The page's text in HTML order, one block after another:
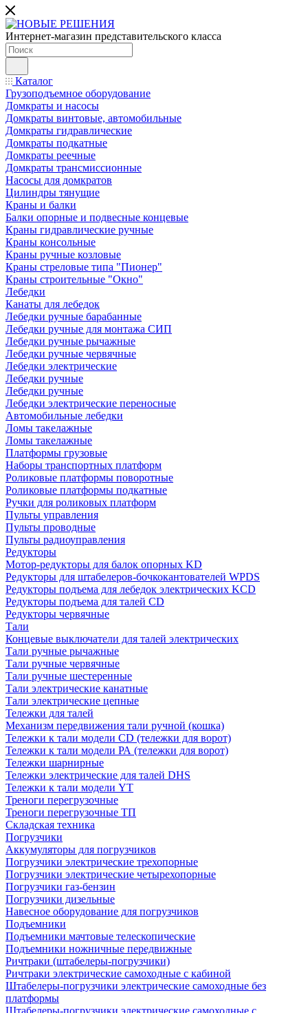
Интернет-магазин представительского класса
Каталог
Грузоподъемное оборудование
Домкраты и насосы
Домкраты винтовые, автомобильные
Домкраты гидравлические
Домкраты подкатные
Домкраты реечные
Домкраты трансмиссионные
Насосы для домкратов
Цилиндры тянущие
Краны и балки
Балки опорные и подвесные концевые
Краны гидравлические ручные
Краны консольные
Краны ручные козловые
Краны стреловые типа "Пионер"
Краны строительные "Окно"
Лебедки
Канаты для лебедок
Лебедки ручные барабанные
Лебедки ручные для монтажа СИП
Лебедки ручные рычажные
Лебедки ручные червячные
Лебедки электрические
Лебедки ручные
Лебедки ручные
Лебедки электрические переносные
Автомобильные лебедки
Ломы такелажные
Ломы такелажные
Платформы грузовые
Наборы транспортных платформ
Роликовые платформы поворотные
Роликовые платформы подкатные
Ручки для роликовых платформ
Пульты управления
Пульты проводные
Пульты радиоуправления
Редукторы
Мотор-редукторы для балок опорных KD
Редукторы для штабелеров-бочкокантователей WPDS
Редукторы подъема для лебедок электрических KCD
Редукторы подъема для талей CD
Редукторы червячные
Тали
Концевые выключатели для талей электрических
Тали ручные рычажные
Тали ручные червячные
Тали ручные шестеренные
Тали электрические канатные
Тали электрические цепные
Тележки для талей
Механизм передвижения тали ручной (кошка)
Тележки к тали модели CD (тележки для ворот)
Тележки к тали модели РА (тележки для ворот)
Тележки шарнирные
Тележки электрические для талей DHS
Тележки к тали модели YT
Треноги перегрузочные
Треноги перегрузочные ТП
Складская техника
Погрузчики
Аккумуляторы для погрузчиков
Погрузчики электрические трехопорные
Погрузчики электрические четырехопорные
Погрузчики газ-бензин
Погрузчики дизельные
Навесное оборудование для погрузчиков
Подъемники
Подъемники мачтовые телескопические
Подъемники ножничные передвижные
Ричтраки (штабелеры-погрузчики)
Ричтраки электрические самоходные с кабиной
Штабелеры-погрузчики электрические самоходные без
платформы
Штабелеры-погрузчики электрические самоходные с